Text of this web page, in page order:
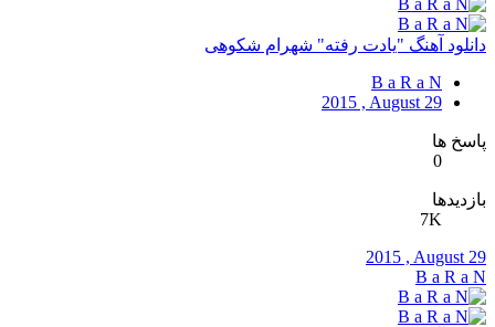
دانلود آهنگ "یادت رفته" شهرام شکوهی
B a R a N
2015 , August 29
پاسخ ها
0
بازدیدها
7K
2015 , August 29
B a R a N